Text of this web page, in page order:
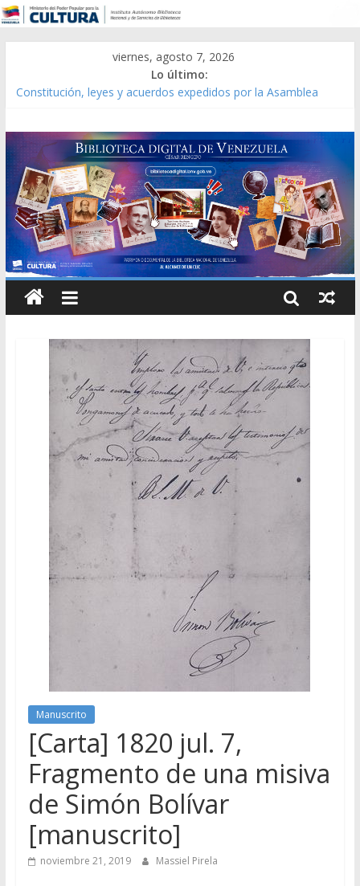
viernes, agosto 7, 2026
Lo último:
Constitución, leyes y acuerdos expedidos por la Asamblea
Modesta Bor Sánchez [material gráfico]
Gaceta Oficial de la República de Venezuela año CXXXIII Mes V,
Caracas 09 de marzo de 2006 N° 38.394
Catálogo temático de obras de Modesta Bor
Manuscrito
[Carta] 1820 jul. 7,
Fragmento de una misiva
de Simón Bolívar
[manuscrito]
noviembre 21, 2019 Massiel Pirela